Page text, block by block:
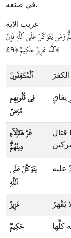
في صنعه.
غريب الآية
وَمَنیَتَوَكَّلۡ عَلَى ٱللَّهِفَإِنَّ
ٱللَّهَ عَزِیزٌ حَكِیمࣱ﴿٤٩﴾
ٱلۡمُنَـٰفِقُونَ
فِی قُلُوبِهِم
مَّرَضٌ
غَرَّ هَـٰۤؤُلَاۤءِ
دِینُهُمۡۗ
قتالَ
یَتَوَكَّلۡ عَلَى
ٱللَّهِ
عَزِیزٌ
حَكِیمࣱ